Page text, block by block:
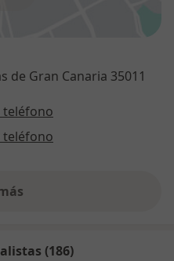
de Gran Canaria 35011
(186)